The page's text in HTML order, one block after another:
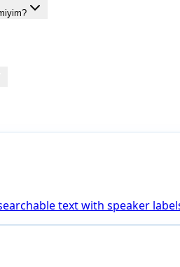
text with speaker